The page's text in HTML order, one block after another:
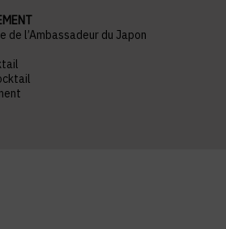
de l’Ambassadeur du Japon